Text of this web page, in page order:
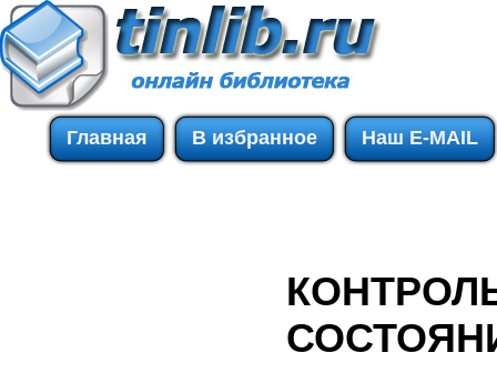
Главная В избранное Наш E-MAIL